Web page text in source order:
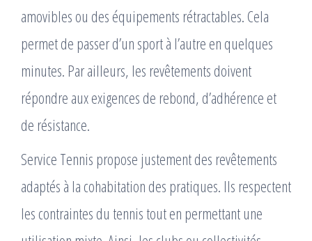
amovibles ou des équipements rétractables. Cela
permet de passer d’un sport à l’autre en quelques
minutes. Par ailleurs, les revêtements doivent
répondre aux exigences de rebond, d’adhérence et
de résistance.
Service Tennis propose justement des revêtements
adaptés à la cohabitation des pratiques. Ils respectent
les contraintes du tennis tout en permettant une